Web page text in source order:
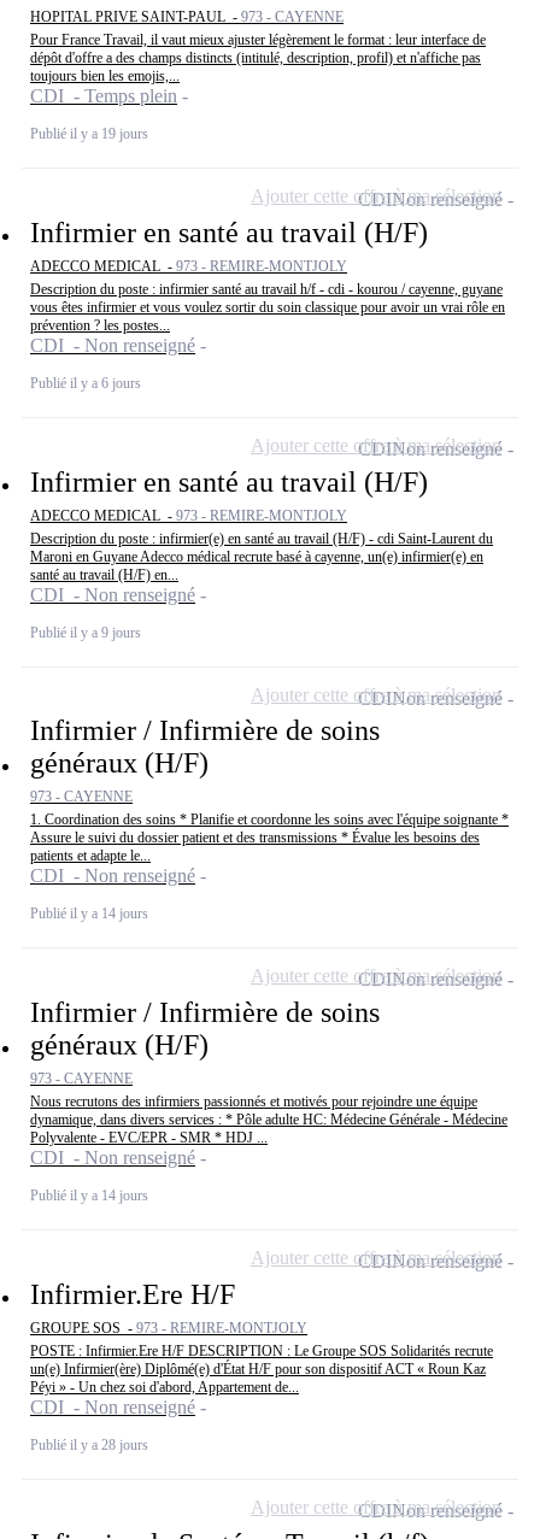
HOPITAL PRIVE SAINT-PAUL - 973 - CAYENNE
Pour France Travail, il vaut mieux ajuster légèrement le format : leur interface de
dépôt d'offre a des champs distincts (intitulé, description, profil) et n'affiche pas
toujours bien les emojis,...
CDI - Temps plein
Publié il y a 19 jours
Infirmier en santé au travail (H/F)
ADECCO MEDICAL - 973 - REMIRE-MONTJOLY
Description du poste : infirmier santé au travail h/f - cdi - kourou / cayenne, guyane
vous êtes infirmier et vous voulez sortir du soin classique pour avoir un vrai rôle en
prévention ? les postes...
CDI - Non renseigné
Publié il y a 6 jours
CDINon renseigné
Ajouter cette offre à ma sélection
Infirmier en santé au travail (H/F)
ADECCO MEDICAL - 973 - REMIRE-MONTJOLY
Description du poste : infirmier(e) en santé au travail (H/F) - cdi Saint-Laurent du
Maroni en Guyane Adecco médical recrute basé à cayenne, un(e) infirmier(e) en
santé au travail (H/F) en...
CDI - Non renseigné
Publié il y a 9 jours
CDINon renseigné
Ajouter cette offre à ma sélection
Infirmier / Infirmière de soins
généraux (H/F)
973 - CAYENNE
1. Coordination des soins * Planifie et coordonne les soins avec l'équipe soignante *
Assure le suivi du dossier patient et des transmissions * Évalue les besoins des
patients et adapte le...
CDI - Non renseigné
Publié il y a 14 jours
CDINon renseigné
Ajouter cette offre à ma sélection
Infirmier / Infirmière de soins
généraux (H/F)
973 - CAYENNE
Nous recrutons des infirmiers passionnés et motivés pour rejoindre une équipe
dynamique, dans divers services : * Pôle adulte HC: Médecine Générale - Médecine
Polyvalente - EVC/EPR - SMR * HDJ ...
CDI - Non renseigné
Publié il y a 14 jours
CDINon renseigné
Ajouter cette offre à ma sélection
Infirmier.Ere H/F
GROUPE SOS - 973 - REMIRE-MONTJOLY
POSTE : Infirmier.Ere H/F DESCRIPTION : Le Groupe SOS Solidarités recrute
un(e) Infirmier(ère) Diplômé(e) d'État H/F pour son dispositif ACT « Roun Kaz
Péyi » - Un chez soi d'abord, Appartement de...
CDI - Non renseigné
Publié il y a 28 jours
CDINon renseigné
Ajouter cette offre à ma sélection
CDINon renseigné
Ajouter cette offre à ma sélection